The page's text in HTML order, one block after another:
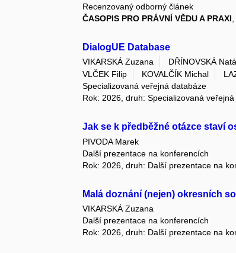
Recenzovaný odborný článek
ČASOPIS PRO PRÁVNÍ VĚDU A PRAXI
DialogUE Database
VIKARSKÁ Zuzana DŘÍNOVSKÁ
VLČEK Filip
KOVALČÍK Michal
Specializovaná veřejná databáze
Rok: 2026, druh: Specializovaná
Jak se k předběžné otázce staví
PIVODA Marek
Další prezentace na konferencích
Rok: 2026, druh: Další prezentace na
Malá doznání (nejen) okresních
VIKARSKÁ Zuzana
Další prezentace na konferencích
Rok: 2026, druh: Další prezentace na